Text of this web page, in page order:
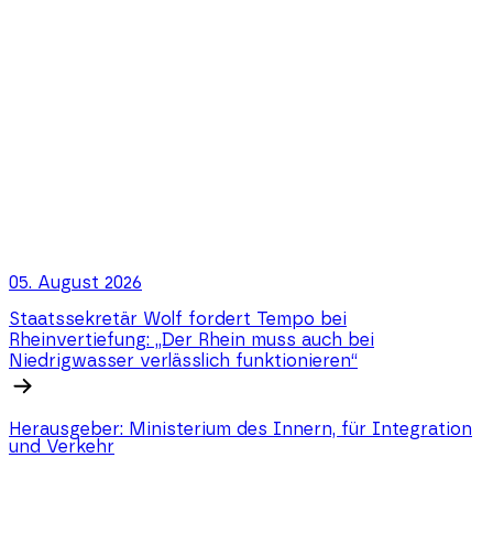
05. August 2026
Staatssekretär Wolf fordert Tempo bei
Rheinvertiefung: „Der Rhein muss auch bei
Niedrigwasser verlässlich funktionieren“
Herausgeber: Ministerium des Innern, für Integration
und Verkehr